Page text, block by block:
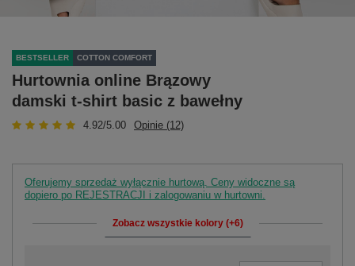
BESTSELLER COTTON COMFORT
Hurtownia online Brązowy
damski t-shirt basic z bawełny
4.92/5.00 Opinie (12)
Oferujemy sprzedaż wyłącznie hurtową. Ceny widoczne są
dopiero po REJESTRACJI i zalogowaniu w hurtowni.
Zobacz wszystkie kolory (+6)